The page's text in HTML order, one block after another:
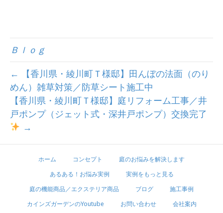
Ｂｌｏｇ
← 【香川県・綾川町Ｔ様邸】田んぼの法面（のり
めん）雑草対策／防草シート施工中
【香川県・綾川町Ｔ様邸】庭リフォーム工事／井
戸ポンプ（ジェット式・深井戸ポンプ）交換完了
→
ホーム コンセプト
庭のお悩みを解決します
あるある！お悩み実例
実例をもっと見る
庭の機能商品／エクステリア商品
ブログ
施工事例
カインズガーデンのYoutube
お問い合わせ 会社案内